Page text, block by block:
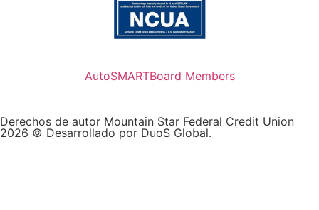
AutoSMARTBoard Members
Derechos de autor Mountain Star Federal Credit Union
2026 © Desarrollado por DuoS Global.